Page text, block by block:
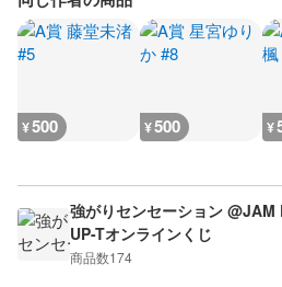
¥500 ¥500 ¥
強がりセンセーション
UP-Tオンラインくじ
商品数174